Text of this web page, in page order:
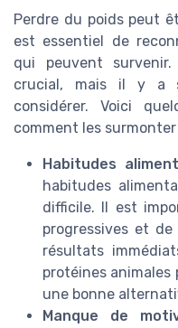
Perdre du poids peut
est essentiel de
qui peuvent
crucial, mais il y a
considérer. Voici
comment les surmonter
Habitudes
habitudes
difficile. Il est
progressives et
résultats
protéines animales
une bonne
Manque de